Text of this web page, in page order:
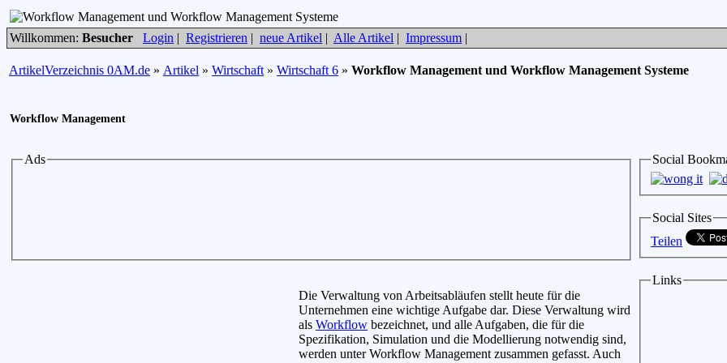
Willkommen: Besucher Login | Registrieren | neue Artikel | Alle Artikel | Impressum |
ArtikelVerzeichnis 0AM.de » Artikel » Wirtschaft » Wirtschaft 6 » Workflow Management und Workflow Management Systeme
Workflow Management
Ads
Die Verwaltung von Arbeitsabläufen stellt heute für die
Unternehmen eine wichtige Aufgabe dar. Diese Verwaltung wird
als Workflow bezeichnet, und alle Aufgaben, die für die
Spezifikation, Simulation und die Modellierung notwendig sind,
werden unter Workflow Management zusammen gefasst. Auch
Social
Social Sites
Teilen
Links